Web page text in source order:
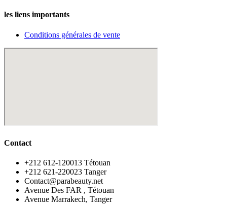
les liens importants
Conditions générales de vente
Contact
‪+212 612-120013 Tétouan
‪+212 621-220023 Tanger
Contact@parabeauty.net
Avenue Des FAR , Tétouan
Avenue Marrakech, Tanger